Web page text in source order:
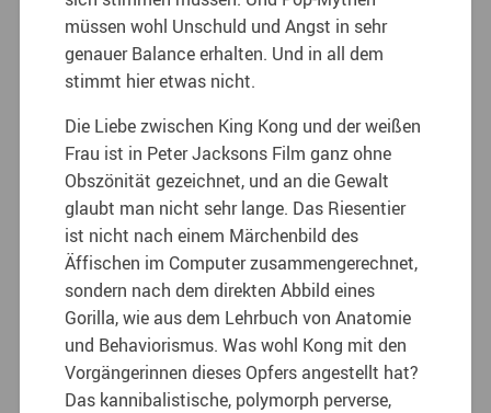
müssen wohl Unschuld und Angst in sehr
genauer Balance erhalten. Und in all dem
stimmt hier etwas nicht.
Die Liebe zwischen King Kong und der weißen
Frau ist in Peter Jacksons Film ganz ohne
Obszönität gezeichnet, und an die Gewalt
glaubt man nicht sehr lange. Das Riesentier
ist nicht nach einem Märchenbild des
Äffischen im Computer zusammengerechnet,
sondern nach dem direkten Abbild eines
Gorilla, wie aus dem Lehrbuch von Anatomie
und Behaviorismus. Was wohl Kong mit den
Vorgängerinnen dieses Opfers angestellt hat?
Das kannibalistische, polymorph perverse,